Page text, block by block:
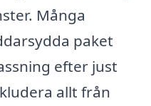
Många
paket
efter just
allt från